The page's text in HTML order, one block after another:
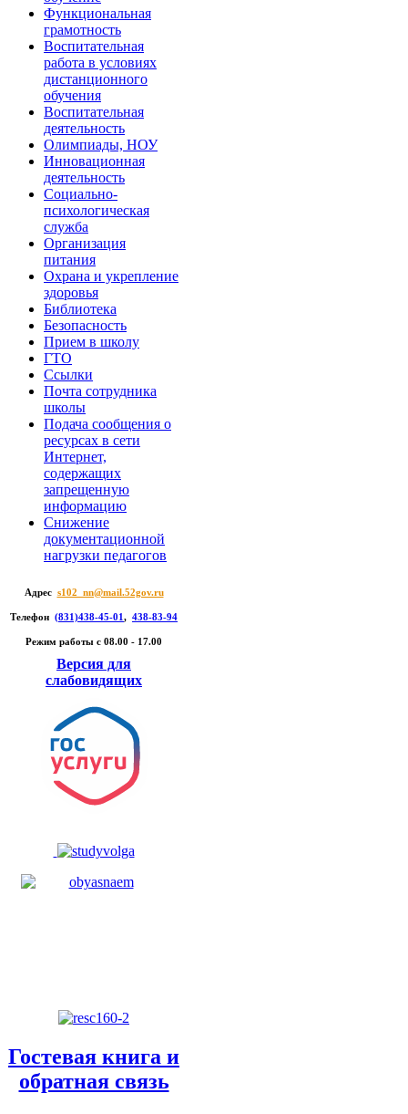
Функциональная
грамотность
Воспитательная
работа в условиях
дистанционного
обучения
Воспитательная
деятельность
Олимпиады, НОУ
Инновационная
деятельность
Социально-
психологическая
служба
Организация
питания
Охрана и укрепление
здоровья
Библиотека
Безопасность
Прием в школу
ГТО
Ссылки
Почта сотрудника
школы
Подача сообщения о
ресурсах в сети
Интернет,
содержащих
запрещенную
информацию
Снижение
документационной
нагрузки педагогов
Адрес s102_nn@mail.52gov.ru
Телефон (831)438-45-01 , 438-83-94
Режим работы c 08.00 - 17.00
Версия для
слабовидящих
Гостевая книга и
обратная связь